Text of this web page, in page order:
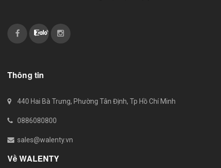
Thông tin
440 Hai Bà Trưng, Phường Tân Định, Tp Hồ Chí Minh
0886080800
sales@walenty.vn
Về WALENTY